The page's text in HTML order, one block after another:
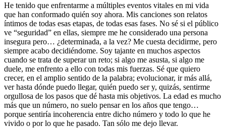
He tenido que enfrentarme a múltiples eventos vitales en mi vida
que han conformado quién soy ahora. Mis canciones son relatos
íntimos de todas esas etapas, de todas esas fases. No sé si el público
ve “seguridad” en ellas, siempre me he considerado una persona
insegura pero… ¿determinada, a la vez? Me cuesta decidirme, pero
siempre acabo decidiéndome. Soy tajante en muchos aspectos
cuando se trata de superar un reto; si algo me asusta, si algo me
duele, me enfrento a ello con todas mis fuerzas. Sé que quiero
crecer, en el amplio sentido de la palabra; evolucionar, ir más allá,
ver hasta dónde puedo llegar, quién puedo ser y, quizás, sentirme
orgullosa de los pasos que dé hasta mis objetivos. La edad es mucho
más que un número, no suelo pensar en los años que tengo…
porque sentiría incoherencia entre dicho número y todo lo que he
vivido o por lo que he pasado. Tan sólo me dejo llevar.